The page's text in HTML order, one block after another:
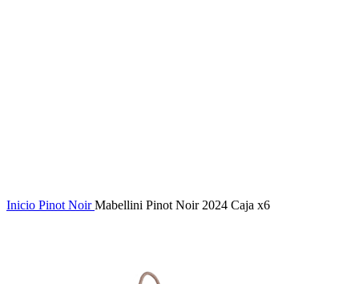
Inicio Pinot NoirMabellini Pinot Noir 2024 Caja x6